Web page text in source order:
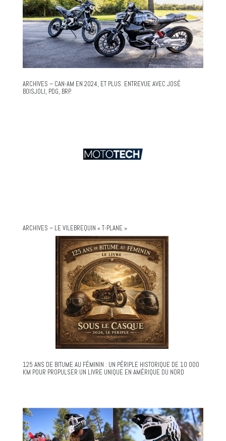
ARCHIVES – CAN-AM EN 2024, ET PLUS. ENTREVUE AVEC JOSÉ
BOISJOLI, PDG, BRP.
ARCHIVES – LE VILEBREQUIN « T-PLANE »
125 ANS DE BITUME AU FÉMININ : UN PÉRIPLE HISTORIQUE DE 10 000
KM POUR PROPULSER UN LIVRE UNIQUE EN AMÉRIQUE DU NORD